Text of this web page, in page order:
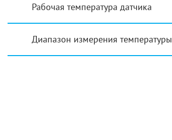
Рабочая температура датчика
Диапазон измерения температуры